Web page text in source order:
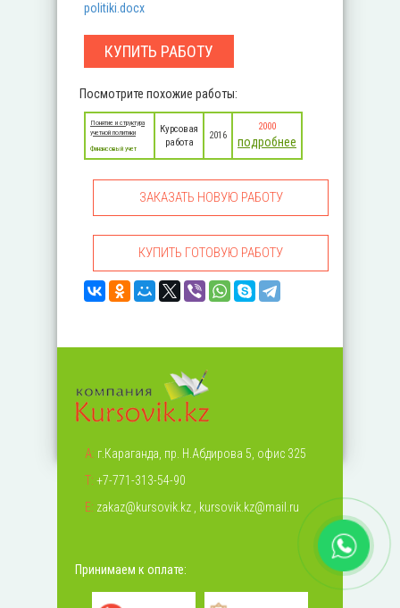
politiki.docx
КУПИТЬ РАБОТУ
Посмотрите похожие работы:
Понятие и структура
учетной политики
Финансовый учет
Курсовая
работа
2016
2000
подробнее
ЗАКАЗАТЬ НОВУЮ РАБОТУ
КУПИТЬ ГОТОВУЮ РАБОТУ
А: г.Караганда, пр. Н.Абдирова 5, офис 325
Т: +7-771-313-54-90
Е: zakaz@kursovik.kz kursovik.kz@mail.ru
Принимаем к оплате: